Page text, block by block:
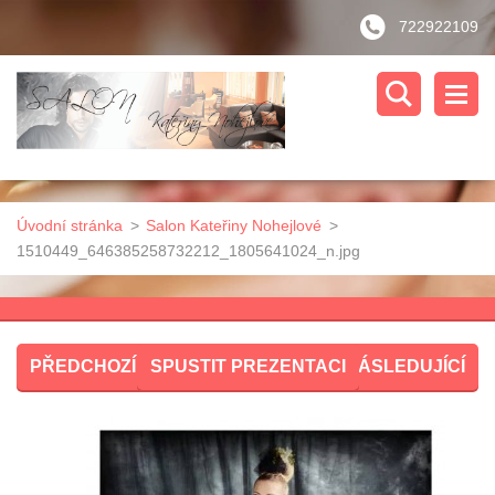
722922109
Úvodní stránka > Salon Kateřiny Nohejlové >
1510449_646385258732212_1805641024_n.jpg
PŘEDCHOZÍ SPUSTIT PREZENTACI NÁSLEDUJÍCÍ